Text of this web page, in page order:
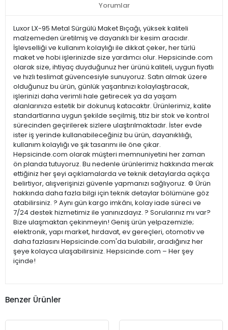
Yorumlar
Luxor LX-95 Metal Sürgülü Maket Bıçağı, yüksek kaliteli
malzemeden üretilmiş ve dayanıklı bir kesim aracıdır.
İşlevselliği ve kullanım kolaylığı ile dikkat çeker, her türlü
maket ve hobi işlerinizde size yardımcı olur. Hepsicinde.com
olarak size, ihtiyaç duyduğunuz her ürünü kaliteli, uygun fiyatlı
ve hızlı teslimat güvencesiyle sunuyoruz. Satın almak üzere
olduğunuz bu ürün, günlük yaşantınızı kolaylaştıracak,
işlerinizi daha verimli hale getirecek ya da yaşam
alanlarınıza estetik bir dokunuş katacaktır. Ürünlerimiz, kalite
standartlarına uygun şekilde seçilmiş, titiz bir stok ve kontrol
sürecinden geçirilerek sizlere ulaştırılmaktadır. İster evde
ister iş yerinde kullanabileceğiniz bu ürün, dayanıklılığı,
kullanım kolaylığı ve şık tasarımı ile öne çıkar.
Hepsicinde.com olarak müşteri memnuniyetini her zaman
ön planda tutuyoruz. Bu nedenle ürünlerimiz hakkında merak
ettiğiniz her şeyi açıklamalarda ve teknik detaylarda açıkça
belirtiyor, alışverişinizi güvenle yapmanızı sağlıyoruz. ⚙️ Ürün
hakkında daha fazla bilgi için teknik detaylar bölümüne göz
atabilirsiniz. ? Aynı gün kargo imkânı, kolay iade süreci ve
7/24 destek hizmetimiz ile yanınızdayız. ? Sorularınız mı var?
Bize ulaşmaktan çekinmeyin! Geniş ürün yelpazemizle;
elektronik, yapı market, hırdavat, ev gereçleri, otomotiv ve
daha fazlasını Hepsicinde.com'da bulabilir, aradığınız her
şeye kolayca ulaşabilirsiniz. Hepsicinde.com – Her şey
içinde!
Benzer Ürünler